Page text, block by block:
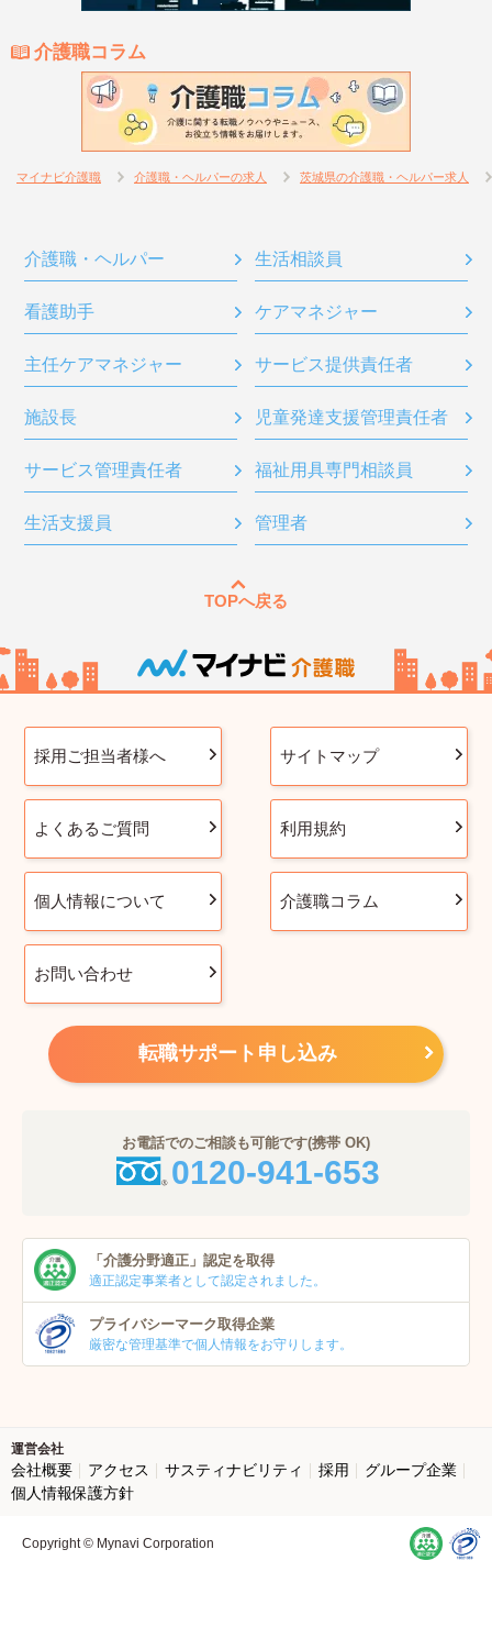
介護職コラム
マイナビ介護職 介護職・ヘルパーの求人 茨城県の介護職・ヘルパー求人
介護職・ヘルパー 生活相談員
看護助手 ケアマネジャー
主任ケアマネジャー サービス提供責任者
施設長 児童発達支援管理責任者
サービス管理責任者 福祉用具専門相談員
生活支援員 管理者
TOPへ戻る
採用ご担当者様へ サイトマップ
よくあるご質問 利用規約
個人情報について 介護職コラム
お問い合わせ
転職サポート申し込み
お電話でのご相談も可能です(携帯 OK)
0120-941-653
「介護分野適正」 認定を取得
適正認定事業者として認定されました。
プライバシーマーク取得企業
厳密な管理基準で個人情報をお守りします。
運営会社
会社概要 アクセス サスティナビリティ 採用
グループ企業
個人情報保護方針
Copyright © Mynavi Corporation